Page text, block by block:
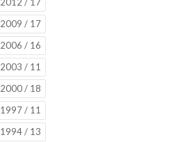
2009 / 17
2006 / 16
2003 / 11
2000 / 18
1997 / 11
1994 / 13